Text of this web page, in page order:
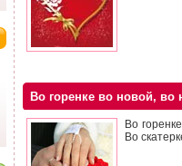
Во горенке во новой, во
Во
Во